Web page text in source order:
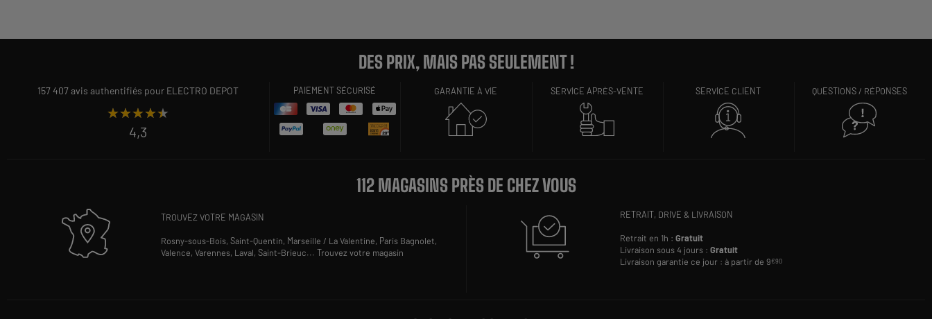
DES PRIX, MAIS PAS SEULEMENT !
157 407 avis authentifiés pour ELECTRO DEPOT
★★★★★
★★★★★
4,3
PAIEMENT SÉCURISÉ GARANTIE À VIE SERVICE APRÈS-VENTE SERVICE CLIENT QUESTIONS / RÉPONSES
112 MAGASINS PRÈS DE CHEZ VOUS
TROUVEZ VOTRE MAGASIN
Rosny-sous-Bois,Saint-Quentin, Marseille / La Valentine, Paris Bagnolet,
Valence,Varennes, Laval,Saint-Brieuc...Trouvez votre magasin
RETRAIT, DRIVE & LIVRAISON
Retrait en 1h :Gratuit
Livraison sous 4 jours :Gratuit
Livraison garantie ce jour : à partir de 9€90